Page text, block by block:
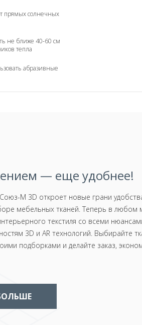
прямых солнечных
не ближе 40-60 см
тепла
абразивные
— еще удобнее!
М 3D откроет новые грани
мебельных тканей. Теперь в любом
текстиля со всеми
3D и AR технологий. Выбирайте
подборками и делайте заказ,